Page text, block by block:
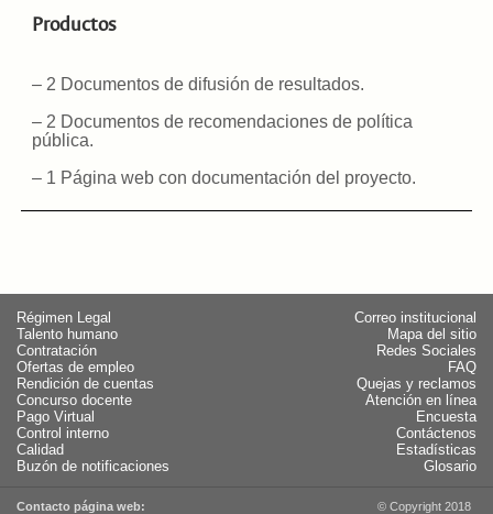
Productos
– 2 Documentos de difusión de resultados.
– 2 Documentos de recomendaciones de política
pública.
– 1 Página web con documentación del proyecto.
Régimen Legal
Talento humano
Contratación
Ofertas de empleo
Rendición de cuentas
Concurso docente
Pago Virtual
Control interno
Calidad
Buzón de notificaciones
Correo institucional
Mapa del sitio
Redes Sociales
FAQ
Quejas y reclamos
Atención en línea
Encuesta
Contáctenos
Estadísticas
Glosario
Contacto página web: © Copyright 2018